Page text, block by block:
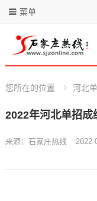
菜单
您所在的位置 河北
2022年河北单招成
来源： 石家庄热线 2022-